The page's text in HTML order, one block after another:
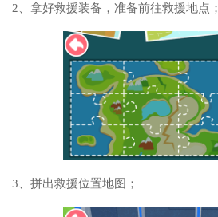
2、拿好救援装备，准备前往救援地点；
3、拼出救援位置地图；